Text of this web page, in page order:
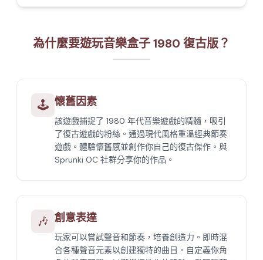
為什麼要遊玩音樂盒子 1980 復古版？
🕹️ 懷舊因素
該遊戲捕捉了 1980 年代音樂遊戲的精髓，吸引
了復古遊戲的粉絲。通過現代風格重溫經典節奏
遊戲。體驗懷舊感並創作你自己的復古傑作。與
Sprunki OC 社群分享你的作品。
🎶 創意表達
玩家可以嘗試聲音和節奏，培養創造力。即時混
合各種聲音元素以創建獨特的曲目。自定義你角